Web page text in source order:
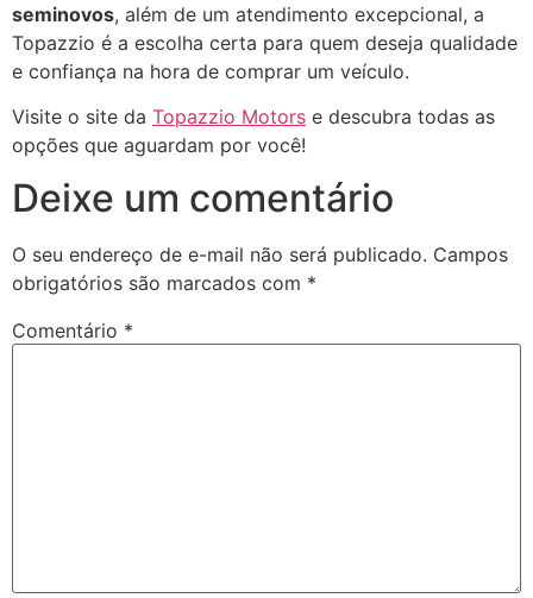
seminovos, além de um atendimento excepcional, a
Topazzio é a escolha certa para quem deseja qualidade
e confiança na hora de comprar um veículo.
Visite o site da Topazzio Motors e descubra todas as
opções que aguardam por você!
Deixe um comentário
O seu endereço de e-mail não será publicado. Campos
obrigatórios são marcados com *
Comentário *